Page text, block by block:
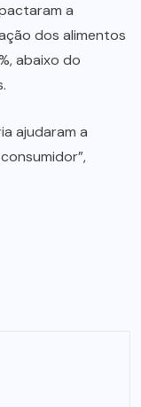
a
dos alimentos
abaixo do
ajudaram a